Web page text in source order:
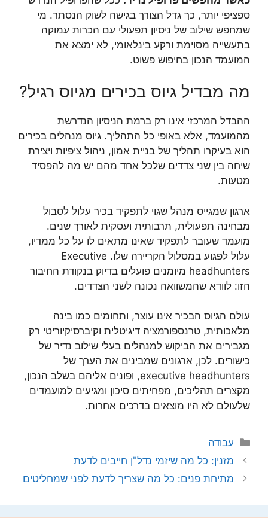
ספציפי יותר, כך גדל הצורך בגישה לשוק הנסתר. מי
שמחפש שילוב של ניסיון תפעולי עם הכרות עמוקה
בתעשייה מסוימת ורקע בינלאומי, לא ימצא את
המועמד הנכון בחיפוש פשוט.
מה מבדיל גיוס בכירים מגיוס רגיל?
ההבדל המרכזי אינו רק ברמת הניסיון הנדרשת
מהמועמד, אלא באופי כל התהליך. גיוס מנהלים בכירים
הוא בעיקרו תהליך של בניית אמון, ניהול ציפיות ויצירת
שיחה בין שני צדדים שלכל אחד מהם יש מה להפסיד
מטעות.
ארגון שמגייס מנהל שגוי לתפקיד בכיר עלול לסבול
מבחינה תפעולית, תרבותית ועסקית לאורך שנים.
מועמד שעובר לתפקיד שאינו מתאים לו על כל ממדיו,
עלול לפגוע במסלול הקריירה שלו. Executive
headhunters מיומנים פועלים בדיוק בנקודת החיבור
הזו: לוודא שהמשוואה נכונה לשני הצדדים.
עולם הגיוס הבכיר אינו עוצר, ותחומים כמו בינה
מלאכותית, טרנספורמציה דיגיטלית וקיברסיקיוריטי רק
מגבירים את הביקוש למנהלים בעלי שילוב נדיר של
כישורים. לכן, ארגונים שמבינים את הערך של
executive headhunters, ופונים אליהם בשלב הנכון,
מקצרים תהליכים, מפחיתים סיכון ומגיעים למועמדים
שלעולם לא היו מוצאים בדרכים אחרות.
קטגוריות
עבודה
מזנין: כל מה שיזמי נדל"ן חייבים לדעת
מתיחת פנים: כל מה שצריך לדעת לפני שמחליטים